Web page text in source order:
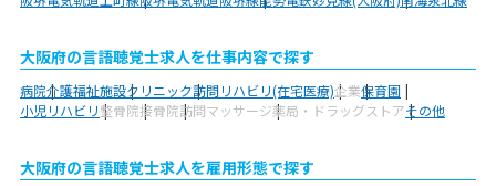
大阪府の言語聴覚士求人を仕事内容で探す
病院介護福祉施設クリニック訪問リハビリ(在宅医療)企業保育園
小児リハビリ整骨院接骨院訪問マッサージ薬局・ドラッグストアその他
大阪府の言語聴覚士求人を雇用形態で探す